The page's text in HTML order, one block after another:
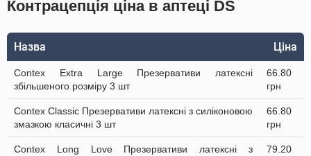
Контрацепція ціна в аптеці DS
Назва Ціна
Contex Extra Large Презервативи латексні
збільшеного розміру 3 шт
66.80
грн
Contex Classic Презервативи латексні з силіконовою
змазкою класичні 3 шт
66.80
грн
Contex Long Love Презервативи латексні з
79.20